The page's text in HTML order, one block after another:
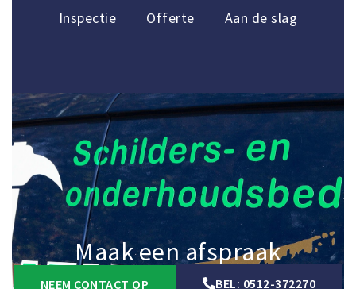
Inspectie Offerte Aan de slag
Maak een afspraak
NEEM CONTACT OP BEL: 0512-372270